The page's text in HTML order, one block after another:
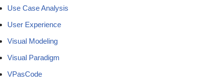
Use Case Analysis
User Experience
Visual Modeling
Visual Paradigm
VPasCode